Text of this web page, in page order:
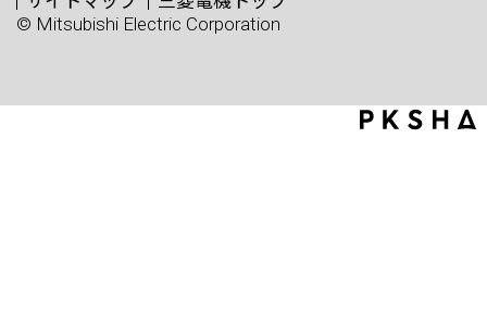
© Mitsubishi Electric Corporation